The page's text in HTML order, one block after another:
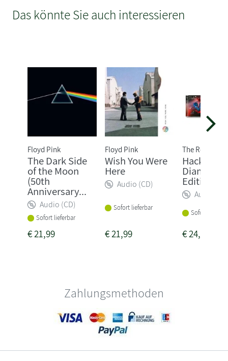
Das könnte Sie auch interessieren
Floyd Pink
The Dark Side
of the Moon
(50th
Anniversary...
Audio (CD)
Sofort lieferbar
€21,99
Floyd Pink
Wish You Were
Here
Audio (CD)
Sofort lieferbar
€21,99
The Rolling
Hackney
Edition
Audio
Sofort
€24,99
Zahlungsmethoden